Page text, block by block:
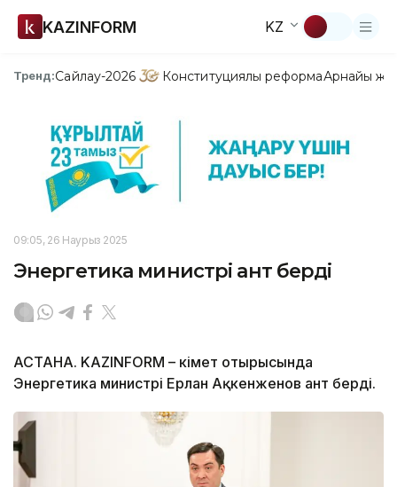
KAZINFORM KZ
Тренд:Сайлау-2026 Конституциялық реформаАрнайы
09:05, 26 Наурыз 2025
Энергетика министрі ант берді
АСТАНА. KAZINFORM – Үкімет отырысында
Энергетика министрі Ерлан Ақкенженов ант берді.